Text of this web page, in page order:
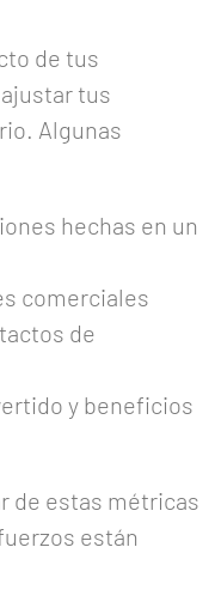
de tus
tus
Algunas
hechas en un
comerciales
de
y beneficios
de estas métricas
están